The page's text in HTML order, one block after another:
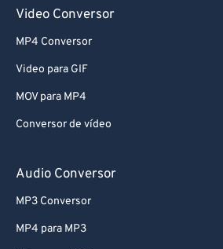
Video Conversor
MP4 Conversor
Video para GIF
MOV para MP4
Conversor de vídeo
Audio Conversor
MP3 Conversor
MP4 para MP3